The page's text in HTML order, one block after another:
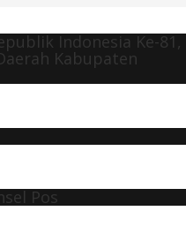
Indonesia Ke-81,
Kabupaten
Pos